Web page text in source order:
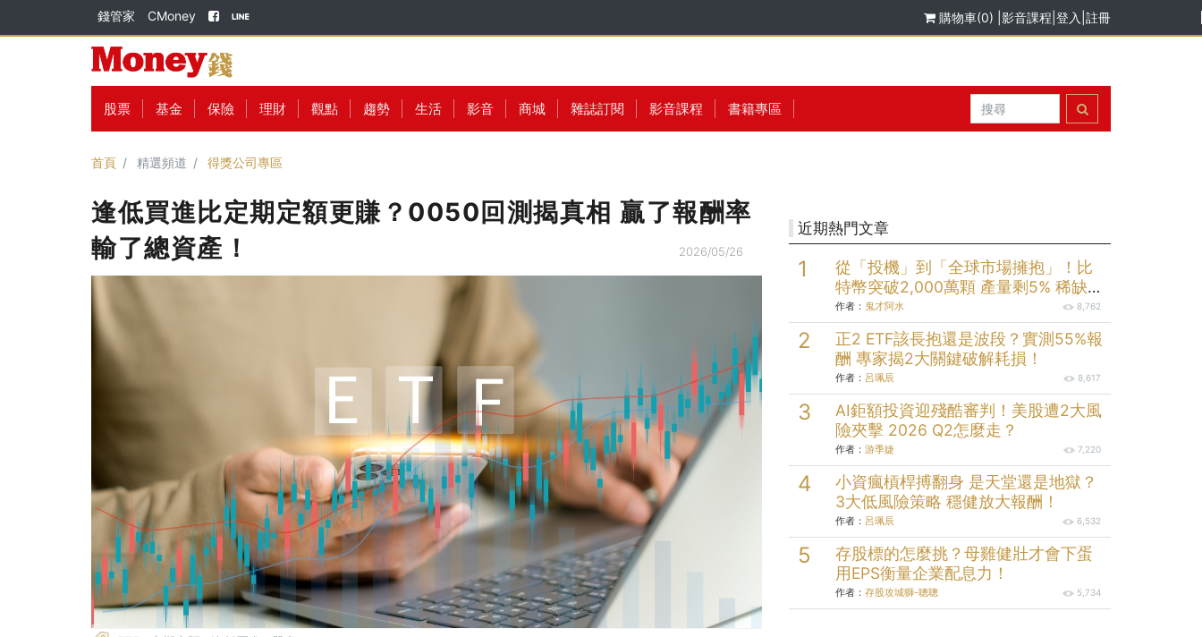
錢管家 CMoney 購物車(0) 影音課程 登入 註冊
股票 基金 保險 理財 觀點 趨勢 生活 影音 商城 雜誌訂閱 影音課程 書籍專區
首頁 精選頻道 得獎公司專區
逢低買進比定期定額更賺？0050回測揭真相 贏了報酬率
輸了總資產！
2026/05/26
近期熱門文章
從「投機」到「全球市場擁抱」！比
特幣突破2,000萬顆 產量剩5% 稀缺時
代將來臨
作者： 鬼才阿水 8,762
正2 ETF該長抱還是波段？實測55%報
酬 專家揭2大關鍵破解耗損！
作者： 呂珮辰 8,617
AI鉅額投資迎殘酷審判！美股遭2大風
險夾擊 2026 Q2怎麼走？
作者： 游季婕 7,220
小資瘋槓桿搏翻身 是天堂還是地獄？
3大低風險策略 穩健放大報酬！
作者： 呂珮辰 6,532
存股標的怎麼挑？母雞健壯才會下蛋
用EPS衡量企業配息力！
作者： 存股攻城獅-聰聰 5,734